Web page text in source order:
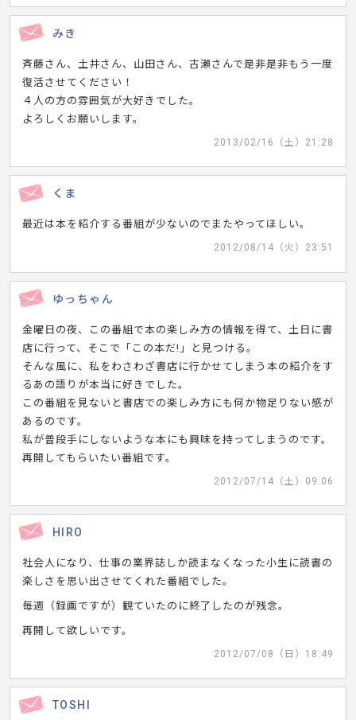
みき
斉藤さん、土井さん、山田さん、古瀬さんで是非是非もう一度
復活させてください！
４人の方の雰囲気が大好きでした。
よろしくお願いします。
2013/02/16（土）21:28
くま
最近は本を紹介する番組が少ないのでまたやってほしい。
2012/08/14（火）23:51
ゆっちゃん
金曜日の夜、この番組で本の楽しみ方の情報を得て、土日に書
店に行って、そこで「この本だ!」と見つける。
そんな風に、私をわさわざ書店に行かせてしまう本の紹介をす
るあの語りが本当に好きでした。
この番組を見ないと書店での楽しみ方にも何か物足りない感が
あるのです。
私が普段手にしないような本にも興味を持ってしまうのです。
再開してもらいたい番組です。
2012/07/14（土）09:06
HIRO
社会人になり、仕事の業界誌しか読まなくなった小生に読書の
楽しさを思い出させてくれた番組でした。
毎週（録画ですが）観ていたのに終了したのが残念。
再開して欲しいです。
2012/07/08（日）18:49
TOSHI